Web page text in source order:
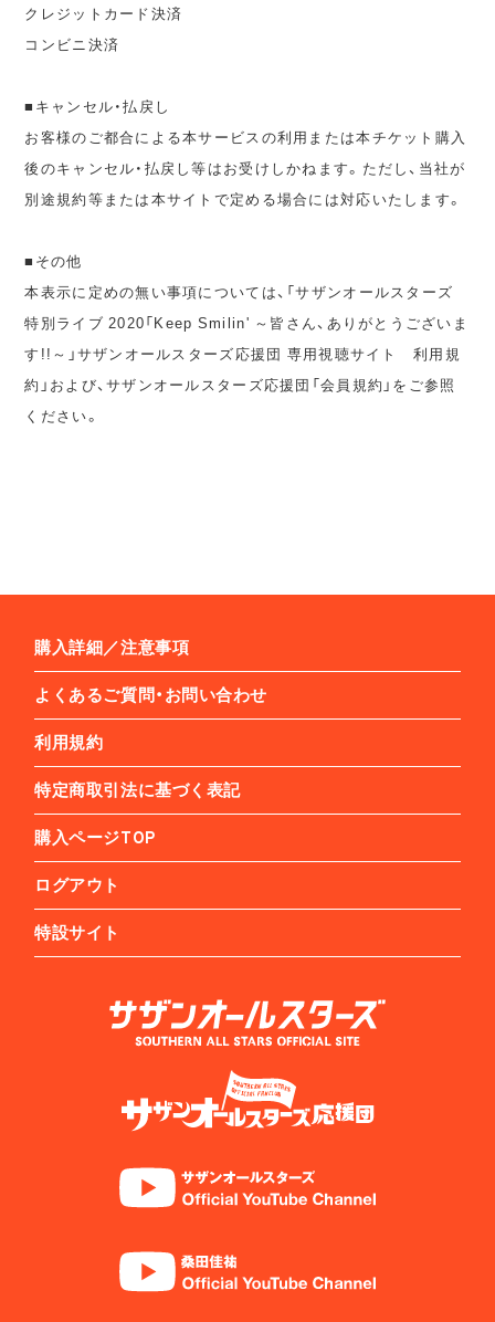
クレジットカード決済
コンビニ決済
■キャンセル・払戻し
お客様のご都合による本サービスの利用または本チケット購入
後のキャンセル・払戻し等はお受けしかねます。ただし、当社が
別途規約等または本サイトで定める場合には対応いたします。
■その他
本表示に定めの無い事項については、「サザンオールスターズ
特別ライブ 2020「Keep Smilin' ～皆さん、ありがとうございま
す!!～」サザンオールスターズ応援団 専用視聴サイト 利用規
約」および、サザンオールスターズ応援団「会員規約」をご参照
ください。
購入詳細／注意事項
よくあるご質問・お問い合わせ
利用規約
特定商取引法に基づく表記
購入ページTOP
ログアウト
特設サイト